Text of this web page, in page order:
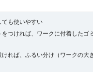
ても使いやすい
をつければ、ワークに付着したゴ
ければ、ふるい分け（ワークの大